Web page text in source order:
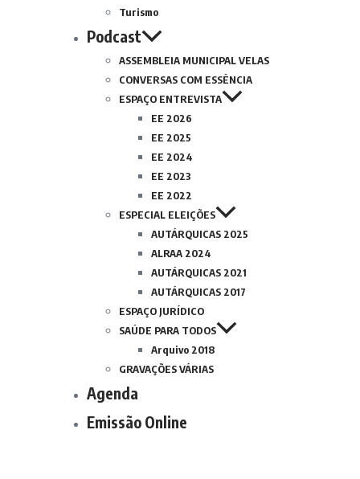
Turismo
Podcast
ASSEMBLEIA MUNICIPAL VELAS
CONVERSAS COM ESSÊNCIA
ESPAÇO ENTREVISTA
EE 2026
EE 2025
EE 2024
EE 2023
EE 2022
ESPECIAL ELEIÇÕES
AUTÁRQUICAS 2025
ALRAA 2024
AUTÁRQUICAS 2021
AUTÁRQUICAS 2017
ESPAÇO JURÍDICO
SAÚDE PARA TODOS
Arquivo 2018
GRAVAÇÕES VÁRIAS
Agenda
Emissão Online